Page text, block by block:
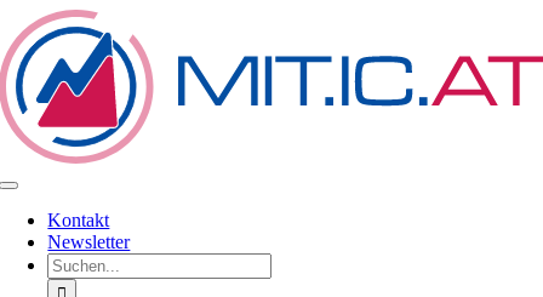
Zum
Inhalt
springen
Toggle
NavigationKontakt
Newsletter
Suche
nach: